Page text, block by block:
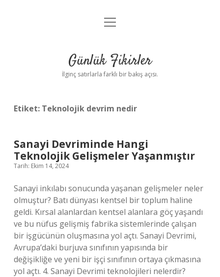
Anasayfa
Yasal Uyarı
menüyü
Günlük Fikirler
İlginç satırlarla farklı bir bakış açısı.
Etiket: Teknolojik devrim nedir
Sanayi Devriminde Hangi
Teknolojik Gelişmeler Yaşanmıştır
Tarih: Ekim 14, 2024
Sanayi inkılabı sonucunda yaşanan gelişmeler neler
olmuştur? Batı dünyası kentsel bir toplum haline
geldi. Kırsal alanlardan kentsel alanlara göç yaşandı
ve bu nüfus gelişmiş fabrika sistemlerinde çalışan
bir işgücünün oluşmasına yol açtı. Sanayi Devrimi,
Avrupa’daki burjuva sınıfının yapısında bir
değişikliğe ve yeni bir işçi sınıfının ortaya çıkmasına
yol açtı. 4. Sanayi Devrimi teknolojileri nelerdir?